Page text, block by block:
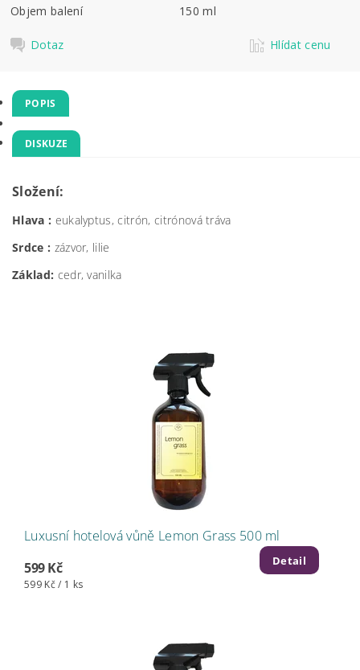
Objem balení
150 ml
Dotaz Hlídat cenu
POPIS
DISKUZE
Složení:
Hlava : eukalyptus, citrón, citrónová tráva
Srdce : zázvor, lilie
Základ: cedr, vanilka
Luxusní hotelová vůně Lemon Grass 500 ml
599 Kč
599 Kč / 1 ks
Detail